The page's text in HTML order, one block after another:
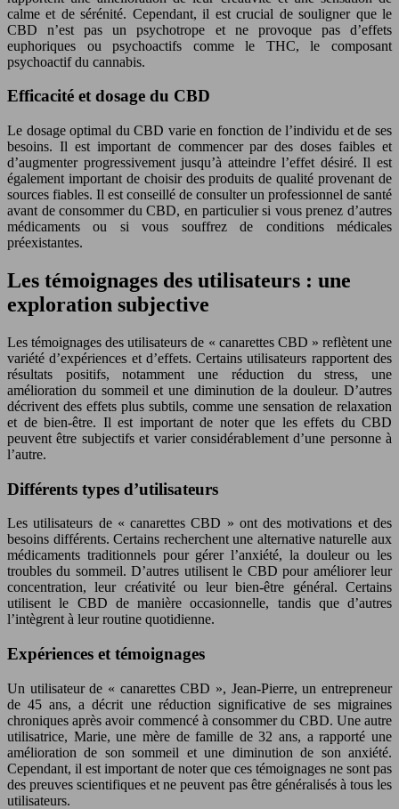
calme et de sérénité. Cependant, il est crucial de souligner que le
CBD n’est pas un psychotrope et ne provoque pas d’effets
euphoriques ou psychoactifs comme le THC, le composant
psychoactif du cannabis.
Efficacité et dosage du CBD
Le dosage optimal du CBD varie en fonction de l’individu et de ses
besoins. Il est important de commencer par des doses faibles et
d’augmenter progressivement jusqu’à atteindre l’effet désiré. Il est
également important de choisir des produits de qualité provenant de
sources fiables. Il est conseillé de consulter un professionnel de santé
avant de consommer du CBD, en particulier si vous prenez d’autres
médicaments ou si vous souffrez de conditions médicales
préexistantes.
Les témoignages des utilisateurs : une
exploration subjective
Les témoignages des utilisateurs de « canarettes CBD » reflètent une
variété d’expériences et d’effets. Certains utilisateurs rapportent des
résultats positifs, notamment une réduction du stress, une
amélioration du sommeil et une diminution de la douleur. D’autres
décrivent des effets plus subtils, comme une sensation de relaxation
et de bien-être. Il est important de noter que les effets du CBD
peuvent être subjectifs et varier considérablement d’une personne à
l’autre.
Différents types d’utilisateurs
Les utilisateurs de « canarettes CBD » ont des motivations et des
besoins différents. Certains recherchent une alternative naturelle aux
médicaments traditionnels pour gérer l’anxiété, la douleur ou les
troubles du sommeil. D’autres utilisent le CBD pour améliorer leur
concentration, leur créativité ou leur bien-être général. Certains
utilisent le CBD de manière occasionnelle, tandis que d’autres
l’intègrent à leur routine quotidienne.
Expériences et témoignages
Un utilisateur de « canarettes CBD », Jean-Pierre, un entrepreneur
de 45 ans, a décrit une réduction significative de ses migraines
chroniques après avoir commencé à consommer du CBD. Une autre
utilisatrice, Marie, une mère de famille de 32 ans, a rapporté une
amélioration de son sommeil et une diminution de son anxiété.
Cependant, il est important de noter que ces témoignages ne sont pas
des preuves scientifiques et ne peuvent pas être généralisés à tous les
utilisateurs.